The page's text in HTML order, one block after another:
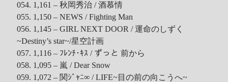
054. 1,161 – 秋岡秀治 / 酒慕情
055. 1,150 – NEWS / Fighting Man
056. 1,145 – GIRL NEXT DOOR / 運命のしずく
~Destiny’s star~/星空計画
057. 1,116 – ﾌﾚﾝﾁ･ｷｽ / ずっと 前から
058. 1,095 – 嵐 / Dear Snow
059. 1,072 – 関ｼﾞｬﾆ∞ / LIFE~目の前の向こうへ~